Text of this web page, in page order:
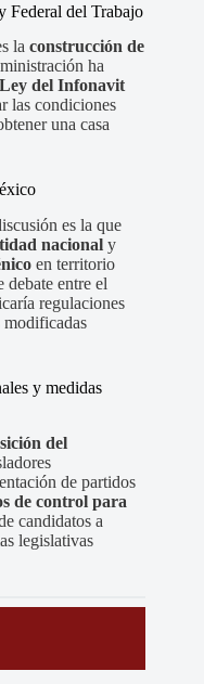
Federal del Trabajo
la construcción de
ha
Ley del Infonavit
las condiciones
una casa
es la que
nacional y
en territorio
debate entre el
regulaciones
modificadas
y medidas
del
de partidos
de control para
candidatos a
legislativas